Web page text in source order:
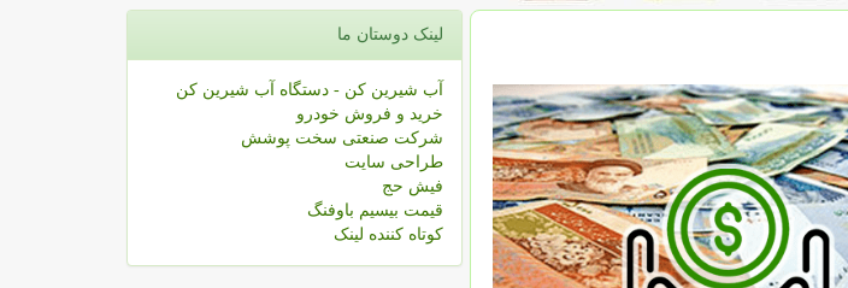
لینک دوستان ما
آب شیرین کن - دستگاه آب شیرین کن
خرید و فروش خودرو
شرکت صنعتی سخت پوشش
طراحی سایت
فیش حج
قیمت بیسیم باوفنگ
کوتاه کننده لینک